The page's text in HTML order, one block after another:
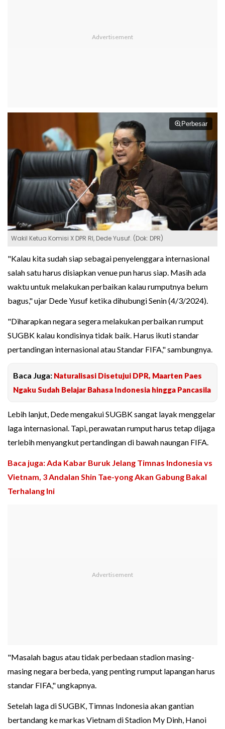
Perbesar
Wakil Ketua Komisi X DPR RI, Dede Yusuf. (Dok: DPR)
"Kalau kita sudah siap sebagai penyelenggara internasional
salah satu harus disiapkan venue pun harus siap. Masih ada
waktu untuk melakukan perbaikan kalau rumputnya belum
bagus," ujar Dede Yusuf ketika dihubungi Senin (4/3/2024).
"Diharapkan negara segera melakukan perbaikan rumput
SUGBK kalau kondisinya tidak baik. Harus ikuti standar
pertandingan internasional atau Standar FIFA," sambungnya.
Baca Juga: Naturalisasi Disetujui DPR, Maarten Paes
Ngaku Sudah Belajar Bahasa Indonesia hingga Pancasila
Lebih lanjut, Dede mengakui SUGBK sangat layak menggelar
laga internasional. Tapi, perawatan rumput harus tetap dijaga
terlebih menyangkut pertandingan di bawah naungan FIFA.
Baca juga: Ada Kabar Buruk Jelang Timnas Indonesia vs
Vietnam, 3 Andalan Shin Tae-yong Akan Gabung Bakal
Terhalang Ini
"Masalah bagus atau tidak perbedaan stadion masing-
masing negara berbeda, yang penting rumput lapangan harus
standar FIFA," ungkapnya.
Setelah laga di SUGBK, Timnas Indonesia akan gantian
bertandang ke markas Vietnam di Stadion My Dinh, Hanoi